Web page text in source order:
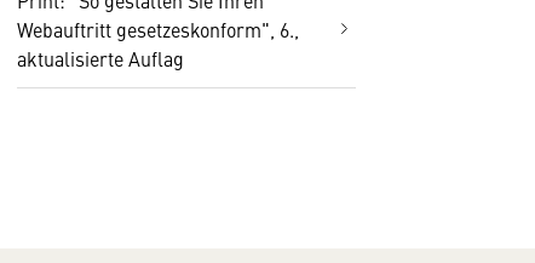
Webauftritt gesetzeskonform", 6.,
aktualisierte Auflag